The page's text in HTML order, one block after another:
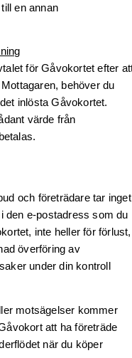
en annan
för Gåvokortet efter
behöver du
inlösta Gåvokortet.
värde från
och företrädare tar inget
den e-postadress som du
inte heller för förlust,
överföring av
under din kontroll
motsägelser kommer
att ha företräde
när du köper